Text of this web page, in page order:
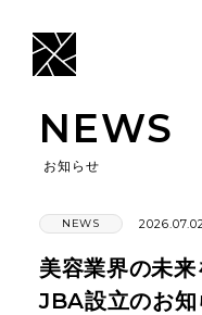
NEWS
お知らせ
NEWS
美容業界の未
JBA設立のお